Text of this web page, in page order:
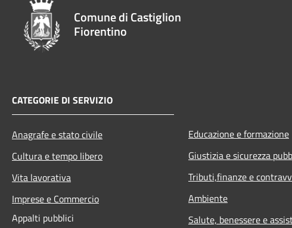
Comune di Castiglion
Fiorentino
CATEGORIE DI SERVIZIO
Anagrafe e stato civile
Cultura e tempo libero
Vita lavorativa
Imprese e Commercio
Appalti pubblici
Educazione e formazione
Giustizia e sicurezza
Tributi,finanze e
Ambiente
Salute, benessere e